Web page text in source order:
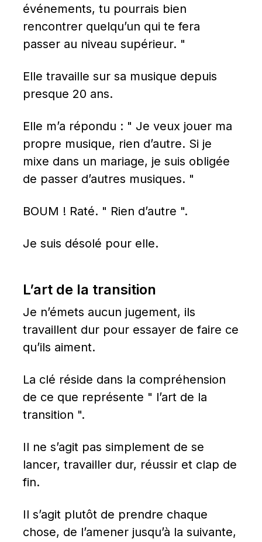
événements, tu pourrais bien
rencontrer quelqu’un qui te fera
passer au niveau supérieur. "
Elle travaille sur sa musique depuis
presque 20 ans.
Elle m’a répondu : " Je veux jouer ma
propre musique, rien d’autre. Si je
mixe dans un mariage, je suis obligée
de passer d’autres musiques. "
BOUM ! Raté. " Rien d’autre ".
Je suis désolé pour elle.
L’art de la transition
Je n’émets aucun jugement, ils
travaillent dur pour essayer de faire ce
qu’ils aiment.
La clé réside dans la compréhension
de ce que représente " l’art de la
transition ".
Il ne s’agit pas simplement de se
lancer, travailler dur, réussir et clap de
fin.
Il s’agit plutôt de prendre chaque
chose, de l’amener jusqu’à la suivante,